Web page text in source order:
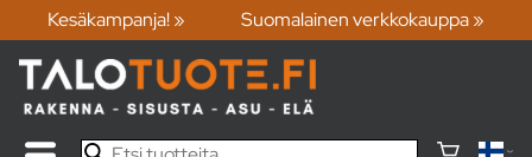
Kesäkampanja! » Suomalainen verkkokauppa »